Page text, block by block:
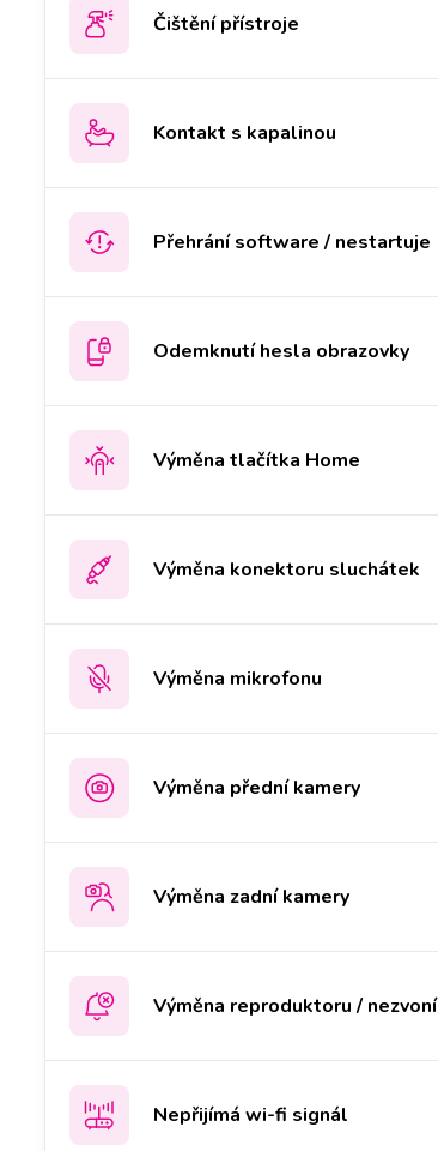
Čištění přístroje
Kontakt s kapalinou
Přehrání software / nestartuje
Odemknutí hesla obrazovky
Výměna tlačítka Home
Výměna konektoru sluchátek
Výměna mikrofonu
Výměna přední kamery
Výměna zadní kamery
Výměna reproduktoru / nezvoní
Nepřijímá wi-fi signál